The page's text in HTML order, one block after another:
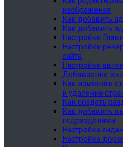
изображения
Как добавить
Как добавить
Настройки
Настройки
сайта
Настройки
Добавление
Как изменить
и удаление
Как создать
Как добавить
подразделами
Настройка
Настройка